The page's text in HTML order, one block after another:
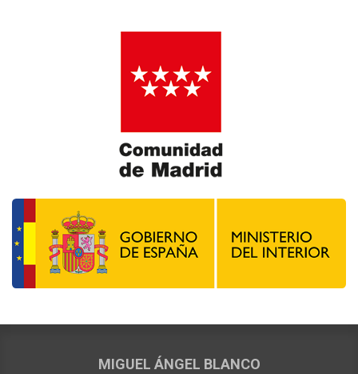
MIGUEL ÁNGEL BLANCO